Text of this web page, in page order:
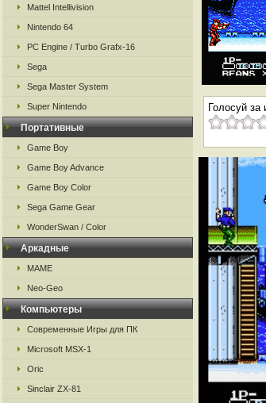
Mattel Intellivision
Nintendo 64
PC Engine / Turbo Grafx-16
Sega
Sega Master System
Super Nintendo
Портативные
Game Boy
Game Boy Advance
Game Boy Color
Sega Game Gear
WonderSwan / Color
Аркадные
MAME
Neo-Geo
Компьютеры
Современные Игры для ПК
Microsoft MSX-1
Oric
Sinclair ZX-81
Голосуй за